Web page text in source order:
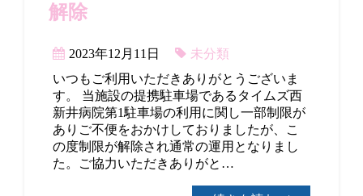
解除
2023年12月11日
未分類
いつもご利用いただきありがとうございま
す。 当施設の提携駐車場であるタイムズ西
新井病院第1駐車場の利用に関し一部制限が
ありご不便をおかけしておりましたが、こ
の度制限が解除され通常の運用となりまし
た。ご協力いただきありがと…